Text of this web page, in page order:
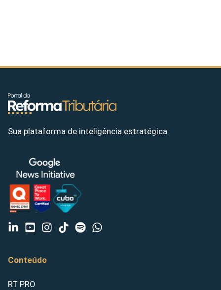
Sua plataforma de inteligência estratégica
Conteúdo
RT PRO